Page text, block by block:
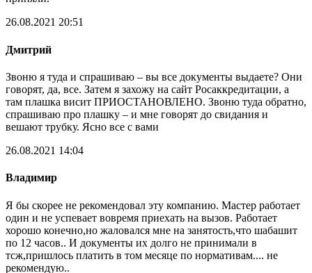
26.08.2021 20:51
Дмитрий
Звоню я туда и спрашиваю – вы все документы выдаете? Они
говорят, да, все. Затем я захожу на сайт Росаккредитации, а
там плашка висит ПРИОСТАНОВЛЕНО. Звоню туда обратно,
спрашиваю про плашку – и мне говорят до свидания и
вешают трубку. Ясно все с вами
26.08.2021 14:04
Владимир
Я бы скорее не рекомендовал эту компанию. Мастер работает
один и не успевает вовремя приехать на вызов. Работает
хорошо конечно,но жаловался мне на занятость,что шабашит
по 12 часов.. И документы их долго не принимали в
тсж,пришлось платить в том месяце по нормативам.... не
рекомендую..